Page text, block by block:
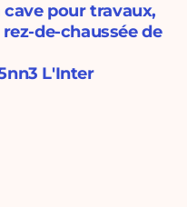
pour travaux,
de-chaussée de
L'Inter